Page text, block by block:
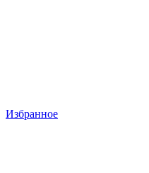
Избранное